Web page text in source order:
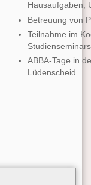
Hausaufgaben,
Betreuung von
Teilnahme im
ABBA-Tage in
Lüdenscheid